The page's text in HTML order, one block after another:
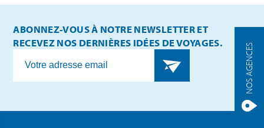
NOS AGENCES
ABONNEZ-VOUS À NOTRE NEWSLETTER ET
RECEVEZ NOS DERNIÈRES IDÉES DE VOYAGES.